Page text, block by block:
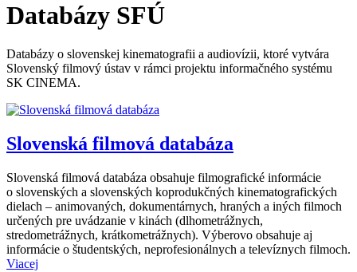
Databázy SFÚ
Databázy o slovenskej kinematografii a audiovízii, ktoré vytvára
Slovenský filmový ústav v rámci projektu informačného systému
SK CINEMA.
Slovenská filmová databáza
Slovenská filmová databáza obsahuje filmografické informácie
o slovenských a slovenských koprodukčných kinematografických
dielach – animovaných, dokumentárnych, hraných a iných filmoch
určených pre uvádzanie v kinách (dlhometrážnych,
stredometrážnych, krátkometrážnych). Výberovo obsahuje aj
informácie o študentských, neprofesionálnych a televíznych filmoch.
Viacej